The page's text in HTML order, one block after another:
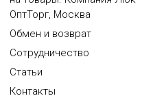
ОптТорг, Москва
Обмен и возврат
Сотрудничество
Статьи
Контакты